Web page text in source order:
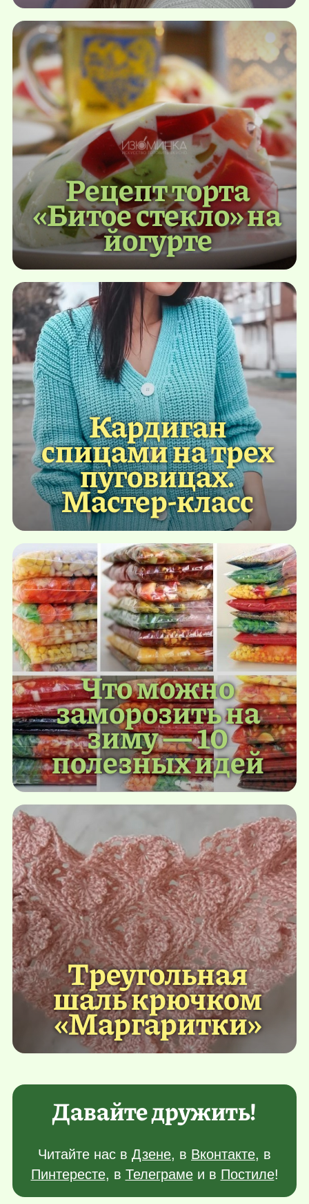
Рецепт торта
«Битое стекло» на
йогурте
Кардиган
спицами на трех
пуговицах.
Мастер-класс
Что можно
заморозить на
зиму — 10
полезных идей
Треугольная
шаль крючком
«Маргаритки»
Давайте дружить!
Читайте нас в Дзене, в Вконтакте, в
Пинтересте, в Телеграмеи в Постиле!